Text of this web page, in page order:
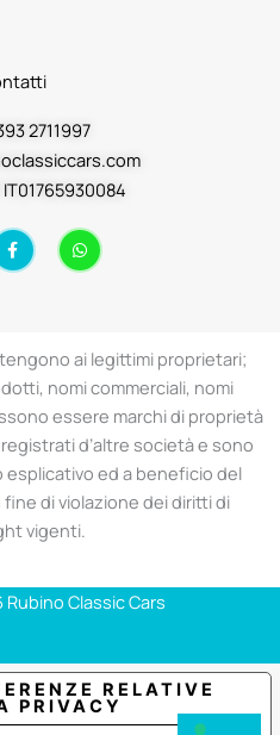
2711997
IT01765930084
F
a
c
k
-
f
W
h
a
p
ai legittimi proprietari;
nomi commerciali, nomi
essere marchi di proprietà
d’altre società e sono
ed a beneficio del
di violazione dei diritti di
vigenti.
Classic Cars
RELATIVE
PRIVACY